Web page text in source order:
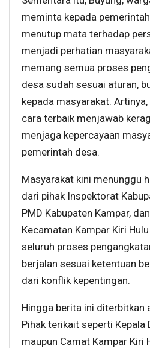
meminta kepada
menutup mata terhadap
menjadi perhatian
memang semua proses
desa sudah sesuai aturan,
kepada masyarakat.
cara terbaik menjawab
menjaga kepercayaan
pemerintah desa.
Masyarakat kini menunggu
dari pihak Inspektorat
PMD Kabupaten Kampar,
Kecamatan Kampar Kiri
seluruh proses
berjalan sesuai ketentuan
dari konflik kepentingan.
Hingga berita ini diterbitkan
Pihak terikait seperti Kepala
maupun Camat Kampar Kiri